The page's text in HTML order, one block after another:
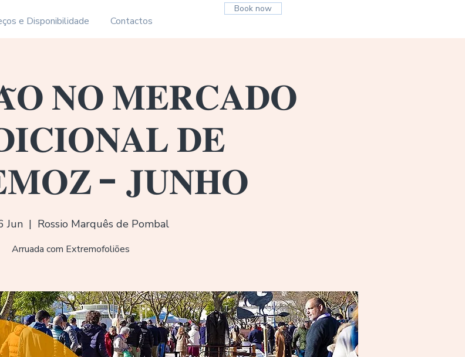
e Disponibilidade Contactos
Book now
𝐍𝐎 𝐌𝐄𝐑𝐂𝐀𝐃𝐎
𝐃𝐄
- 𝐉𝐔𝐍𝐇𝐎
Jun
  |
Rossio Marquês de Pombal
Arruada com Extremofoliões